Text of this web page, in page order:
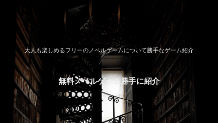
大人も楽しめるフリーのノベルゲームについて勝手なゲーム紹介
無料ノベルゲーム勝手に紹介